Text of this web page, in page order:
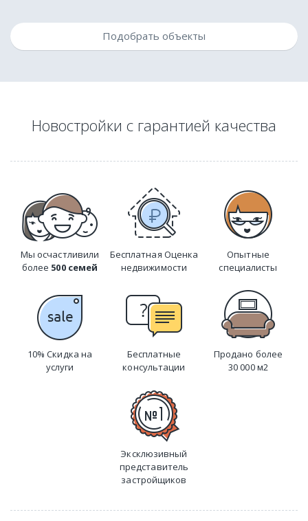
Подобрать объекты
Новостройки с гарантией качества
Мы осчастливили
более 500 семей
Бесплатная Оценка
недвижимости
Опытные
специалисты
10% Скидка на
услуги
Бесплатные
консультации
Продано более
30 000 м2
Эксклюзивный
представитель
застройщиков